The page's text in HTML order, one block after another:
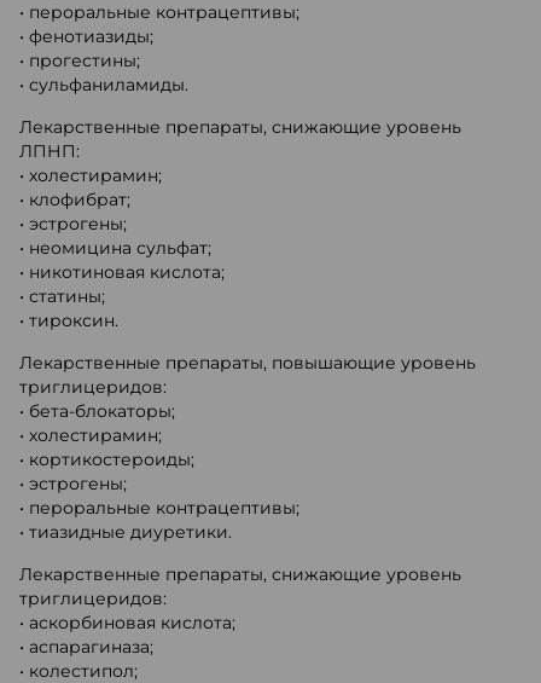
• пероральные контрацептивы;
• фенотиазиды;
• прогестины;
• сульфаниламиды.
Лекарственные препараты, снижающие уровень
ЛПНП:
• холестирамин;
• клофибрат;
• эстрогены;
• неомицина сульфат;
• никотиновая кислота;
• статины;
• тироксин.
Лекарственные препараты, повышающие уровень
триглицеридов:
• бета-блокаторы;
• холестирамин;
• кортикостероиды;
• эстрогены;
• пероральные контрацептивы;
• тиазидные диуретики.
Лекарственные препараты, снижающие уровень
триглицеридов:
• аскорбиновая кислота;
• аспарагиназа;
• колестипол;